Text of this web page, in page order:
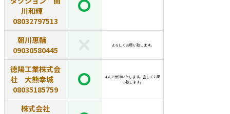
川和輝
08032797513
朝川惠輔
09030580445
よろしくお願い致します。
徳陽工業株式会
社 大熊幸城
08035185759
4人で参加いたします。宜しくお願
い致します。
株式会社